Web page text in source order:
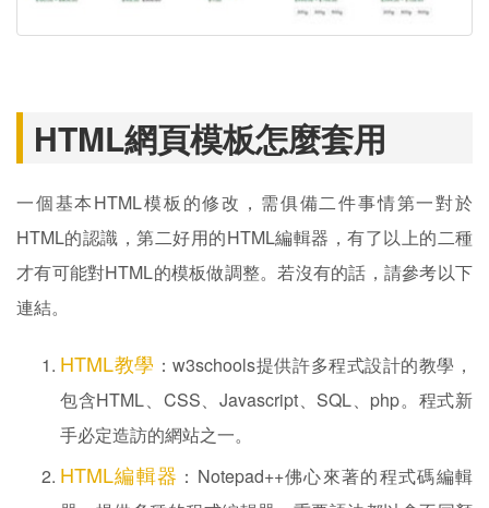
HTML網頁模板怎麼套用
一個基本HTML模板的修改，需俱備二件事情第一對於
HTML的認識，第二好用的HTML編輯器，有了以上的二種
才有可能對HTML的模板做調整。若沒有的話，請參考以下
連結。
HTML教學 ：w3schools提供許多程式設計的教學，
包含HTML、CSS、Javascript、SQL、php。程式新
手必定造訪的網站之一。
HTML編輯器 ：Notepad++佛心來著的程式碼編輯